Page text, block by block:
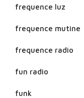
frequence luz
frequence mutine
frequence radio
fun radio
funk